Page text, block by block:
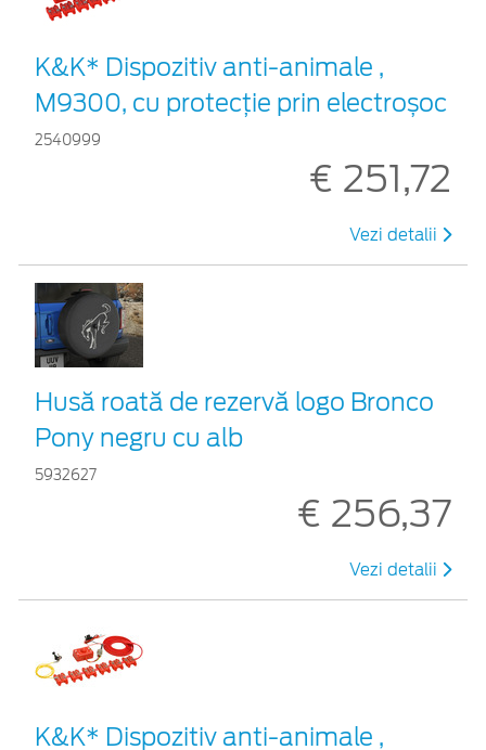
K&K* Dispozitiv anti-animale ,
M9300, cu protecție prin electroșoc
2540999
€ 251,72
Vezi detalii
Husă roată de rezervă logo Bronco
Pony negru cu alb
5932627
€ 256,37
Vezi detalii
K&K* Dispozitiv anti-animale ,